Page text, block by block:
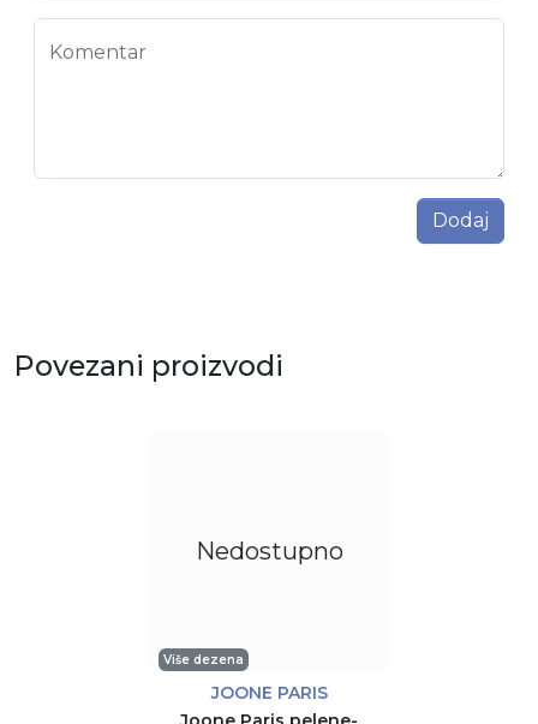
Komentar
Dodaj
Povezani proizvodi
Nedostupno
Više dezena
JOONE PARIS